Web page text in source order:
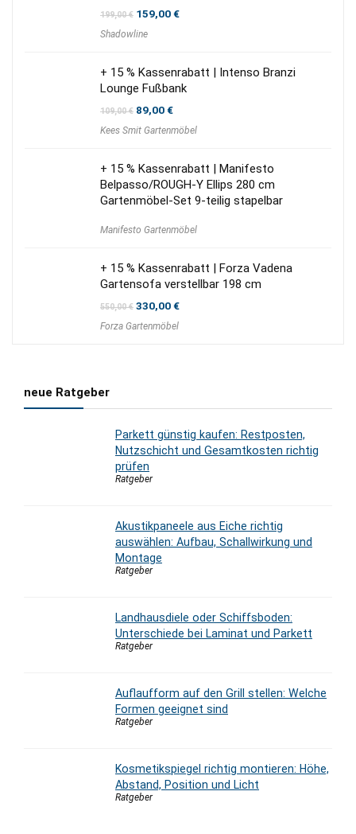
199,00€ Ursprünglicher
war:
159,00€Aktueller
Shadowline
+ 15 % Kassenrabatt | Intenso Branzi
Lounge Fußbank
109,00€ Ursprünglicher
war:
89,00€Aktueller
ist:
Kees Smit Gartenmöbel
+ 15 % Kassenrabatt | Manifesto
Belpasso/ROUGH-Y Ellips 280 cm
Gartenmöbel-Set 9-teilig stapelbar
Manifesto Gartenmöbel
+ 15 % Kassenrabatt | Forza Vadena
Gartensofa verstellbar 198 cm
550,00€ Ursprünglicher
war:
330,00€Aktueller
Forza Gartenmöbel
neue Ratgeber
Parkett günstig kaufen: Restposten,
Nutzschicht und Gesamtkosten richtig
prüfen
Ratgeber
Akustikpaneele aus Eiche richtig
auswählen: Aufbau, Schallwirkung und
Montage
Ratgeber
Landhausdiele oder Schiffsboden:
Unterschiede bei Laminat und Parkett
Ratgeber
Auflaufform auf den Grill stellen: Welche
Formen geeignet sind
Ratgeber
Kosmetikspiegel richtig montieren: Höhe,
Abstand, Position und Licht
Ratgeber